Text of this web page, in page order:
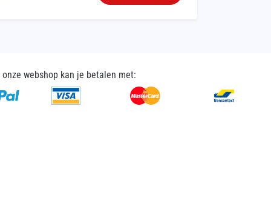
onze webshop kan je betalen met: